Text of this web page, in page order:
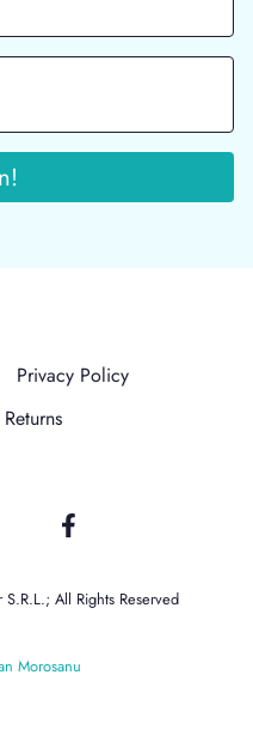
Privacy Policy
All Rights Reserved
Morosanu